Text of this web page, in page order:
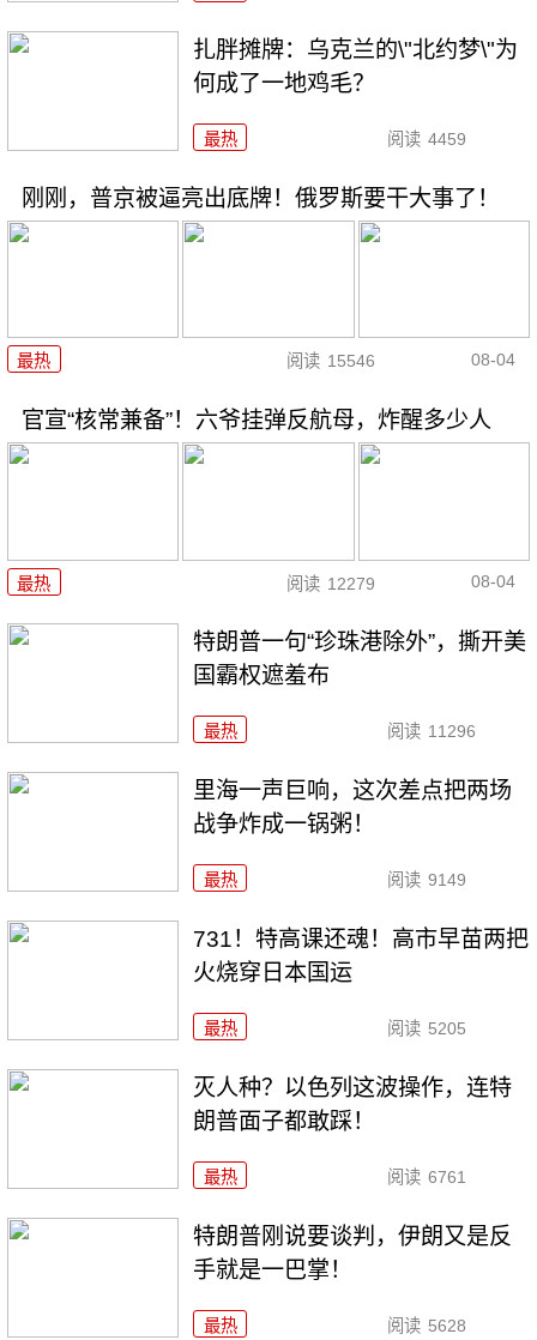
扎胖摊牌：乌克兰的\"北约梦\"为
何成了一地鸡毛？
最热 阅读 4459
刚刚，普京被逼亮出底牌！俄罗斯要干大事了！
最热 阅读 15546 08-04
官宣“核常兼备”！六爷挂弹反航母，炸醒多少人
最热 阅读 12279 08-04
特朗普一句“珍珠港除外”，撕开美
国霸权遮羞布
最热 阅读 11296
里海一声巨响，这次差点把两场
战争炸成一锅粥！
最热 阅读 9149
731！特高课还魂！高市早苗两把
火烧穿日本国运
最热 阅读 5205
灭人种？以色列这波操作，连特
朗普面子都敢踩！
最热 阅读 6761
特朗普刚说要谈判，伊朗又是反
手就是一巴掌！
最热 阅读 5628